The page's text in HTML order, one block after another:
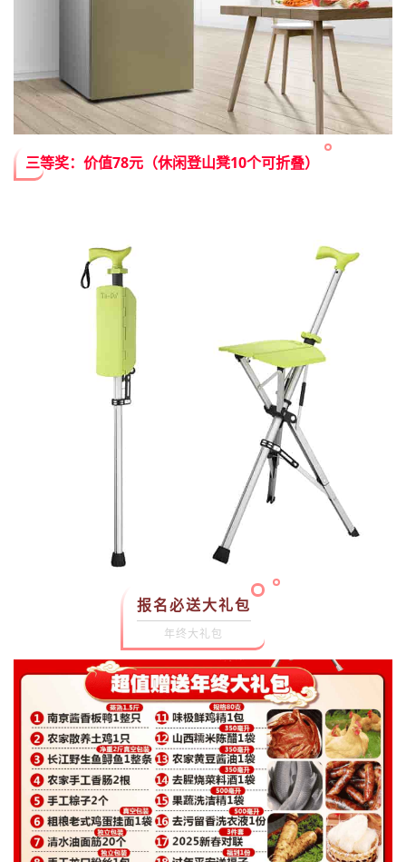
三等奖：价值78元（休闲登山凳10个可折叠）
报名必送大礼包
年终大礼包